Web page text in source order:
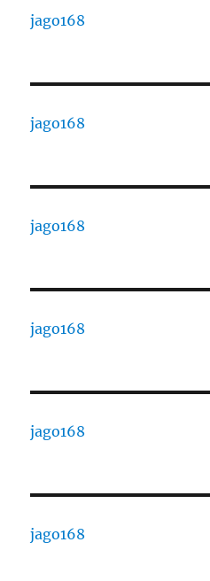
jago168
jago168
jago168
jago168
jago168
jago168